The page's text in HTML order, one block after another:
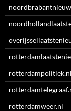
rotterdampolitiek.nl
rotterdamweer.nl